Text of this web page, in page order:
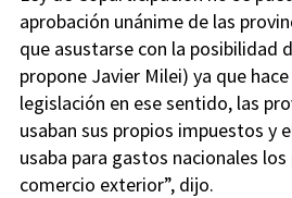
aprobación unánime de las
que asustarse con la posibilidad
propone Javier Milei) ya que
legislación en ese sentido, las
usaban sus propios impuestos y
usaba para gastos nacionales
comercio exterior”, dijo.